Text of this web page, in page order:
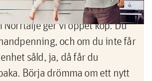
innan du sålt! När du köper
Norrtälje ger vi öppet köp. Du
och om du inte får
såld, ja, då får du
Börja drömma om ett nytt